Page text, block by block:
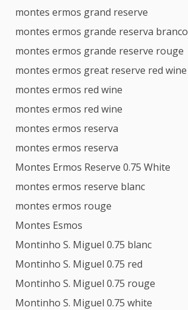
montes ermos grand reserve
montes ermos grande reserva branco
montes ermos grande reserve rouge
montes ermos great reserve red wine
montes ermos red wine
montes ermos red wine
montes ermos reserva
montes ermos reserva
Montes Ermos Reserve 0.75 White
montes ermos reserve blanc
montes ermos rouge
Montes Esmos
Montinho S. Miguel 0.75 blanc
Montinho S. Miguel 0.75 red
Montinho S. Miguel 0.75 rouge
Montinho S. Miguel 0.75 white